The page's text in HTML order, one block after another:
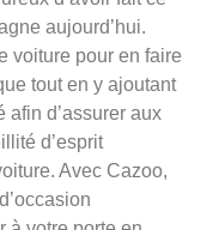
aujourd’hui.
voiture pour en faire
tout en y ajoutant
afin d’assurer aux
d’esprit
Avec Cazoo,